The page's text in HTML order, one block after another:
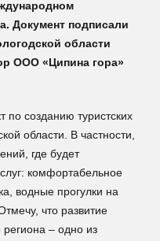
Документ подписали
области
ООО «Ципина гора»
по созданию туристских
области. В частности,
где будет
комфортабельное
водные прогулки на
что развитие
– одно из